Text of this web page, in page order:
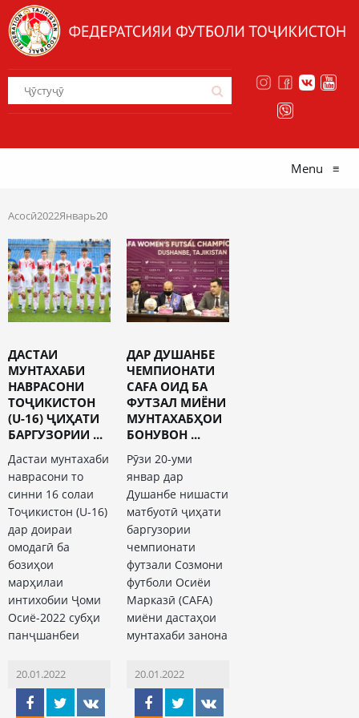
Menu ≡
Асосӣ2022Январь20
ДАСТАИ
МУНТАХАБИ
НАВРАСОНИ
ТОҶИКИСТОН
(U-16) ҶИҲАТИ
БАРГУЗОРИИ ...
Дастаи мунтахаби
наврасони то
синни 16 солаи
Тоҷикистон (U-16)
дар доираи
омодагӣ ба
бозиҳои
марҳилаи
интихобии Ҷоми
Осиё-2022 субҳи
панҷшанбеи
20.01.2022
ДАР ДУШАНБЕ
ЧЕМПИОНАТИ
CAFA ОИД БА
ФУТЗАЛ МИЁНИ
МУНТАХАБҲОИ
БОНУВОН ...
Рӯзи 20-уми
январ дар
Душанбе нишасти
матбуотӣ ҷиҳати
баргузории
чемпионати
футзали Созмони
футболи Осиёи
Марказӣ (CAFA)
миёни дастаҳои
мунтахаби занона
20.01.2022